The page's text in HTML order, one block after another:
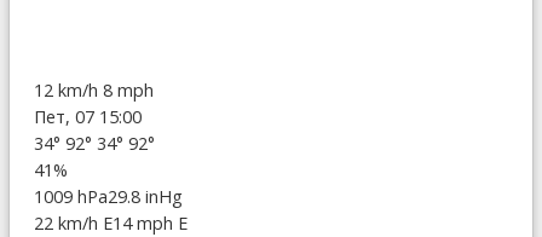
12 km/h 8 mph
Пет, 07 15:00
34° 92° 34° 92°
41%
1009 hPa29.8 inHg
22 km/h E14 mph E